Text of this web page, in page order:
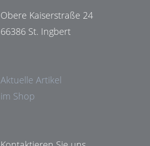
Obere Kaiserstraße 24
66386 St. Ingbert
Aktuelle Artikel
im Shop